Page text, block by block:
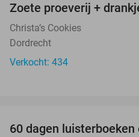
Zoete proeverij +
Christa’s Cookies
Dordrecht
Verkocht: 434
60 dagen luisterboeken